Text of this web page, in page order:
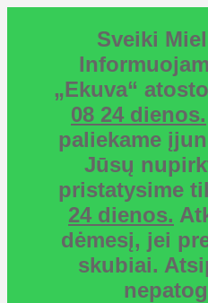
Sveiki
„Ekuva“
08 24 dienos.
paliekame
Jūsų
pristatysime
24 dienos.
dėmesį, jei
skubiai.